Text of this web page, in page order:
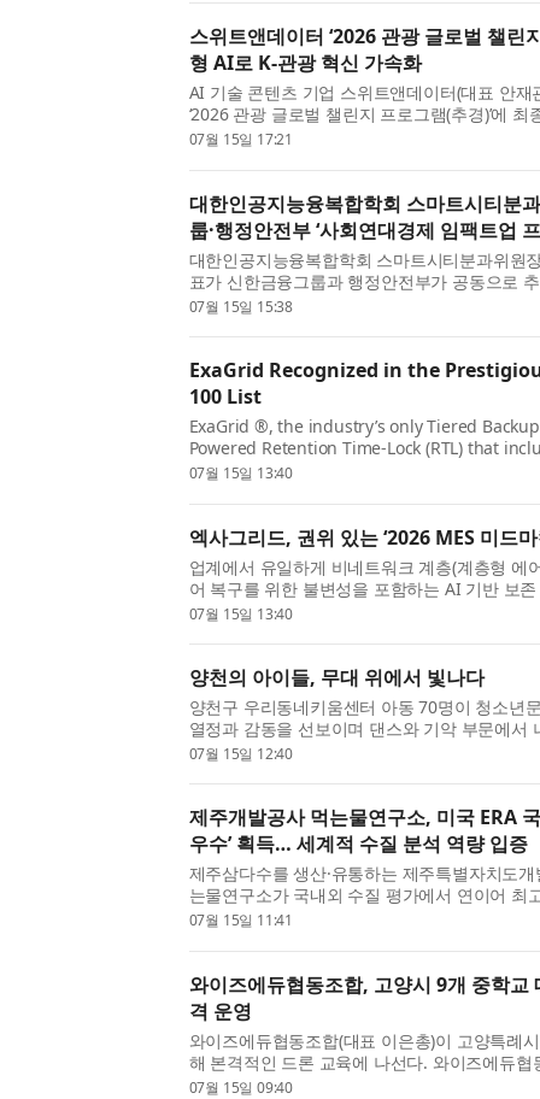
스위트앤데이터 ‘2026 관광 글로벌 챌린
형 AI로 K-관광 혁신 가속화
AI 기술 콘텐츠 기업 스위트앤데이터(대표 안
‘2026 관광 글로벌 챌린지 프로그램(추경)’에
벌 챌린지 프로그램’은 국내 유망 관광기업이
07월 15일 17:21
대한인공지능융복합학회 스마트시티분
룹·행정안전부 ‘사회연대경제 임팩트업
대한인공지능융복합학회 스마트시티분과위원
표가 신한금융그룹과 행정안전부가 공동으로
프로젝트’에 선정됐다. 신한금융그룹은 신한금
07월 15일 15:38
ExaGrid Recognized in the
100 List
ExaGrid ®, the industry’s only Tiered
Powered Retention Time-Lock (RTL) that
(creating a tiered air gap), delayed deletes
07월 15일 13:40
엑사그리드, 권위 있는 ‘2026 MES 미드
업계에서 유일하게 비네트워크 계층(계층형 에
어 복구를 위한 불변성을 포함하는 AI 기반 보
RTL)을 갖춘 계층형 백업 스토리지 솔루션인 엑
07월 15일 13:40
양천의 아이들, 무대 위에서 빛나다
양천구 우리동네키움센터 아동 70명이 청소년
열정과 감동을 선보이며 댄스와 기악 부문에서
이뤘다. 이번 무대는 동행연우회(대표 김영태)
07월 15일 12:40
제주개발공사 먹는물연구소, 미국 ERA
우수’ 획득… 세계적 수질 분석 역량 입증
제주삼다수를 생산·유통하는 제주특별자치도
는물연구소가 국내외 수질 평가에서 연이어 최
질 분석 역량과 신뢰도를 다시 한번 증명했다.
07월 15일 11:41
와이즈에듀협동조합, 고양시 9개 중학교
격 운영
와이즈에듀협동조합(대표 이은총)이 고양특례
해 본격적인 드론 교육에 나선다. 와이즈에듀
‘2026년 온마을 행복학교’ 사업의 참여기관으
07월 15일 09:40